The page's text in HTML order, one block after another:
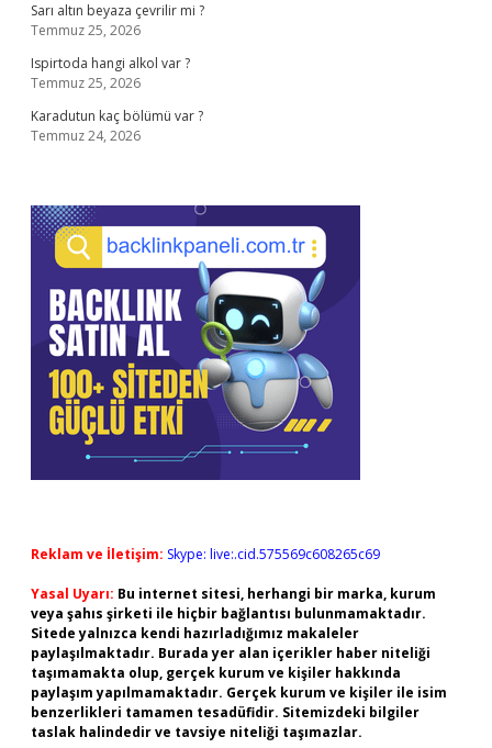
Sarı altın beyaza çevrilir mi ?
Temmuz 25, 2026
Ispirtoda hangi alkol var ?
Temmuz 25, 2026
Karadutun kaç bölümü var ?
Temmuz 24, 2026
Reklam ve İletişim: Skype: live:.cid.575569c608265c69
Yasal Uyarı: Bu internet sitesi, herhangi bir marka, kurum
veya şahıs şirketi ile hiçbir bağlantısı bulunmamaktadır.
Sitede yalnızca kendi hazırladığımız makaleler
paylaşılmaktadır. Burada yer alan içerikler haber niteliği
taşımamakta olup, gerçek kurum ve kişiler hakkında
paylaşım yapılmamaktadır. Gerçek kurum ve kişiler ile isim
benzerlikleri tamamen tesadüfidir. Sitemizdeki bilgiler
taslak halindedir ve tavsiye niteliği taşımazlar.